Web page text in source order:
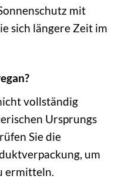
mit
sich längere Zeit im
vollständig
Ursprungs
Sie die
um
ermitteln.